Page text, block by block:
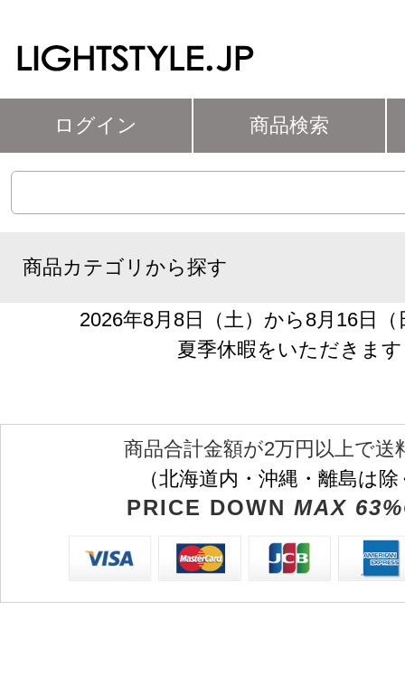
ログイン 商品検索
商品カテゴリから探す
2026年8月8日（土）から8月16日
夏季休暇をいただきます
商品合計金額が2万円以上で送
（北海道内・沖縄・離島は
PRICE DOWN MAX